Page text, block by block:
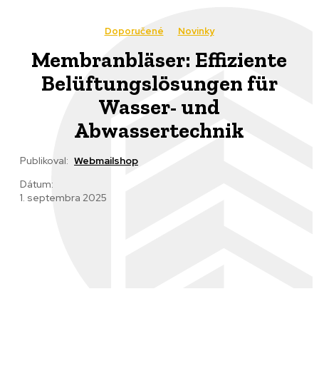
Doporučené Novinky
Membranbläser: Effiziente
Belüftungslösungen für
Wasser- und
Abwassertechnik
Publikoval: Webmailshop
Dátum:
1. septembra 2025